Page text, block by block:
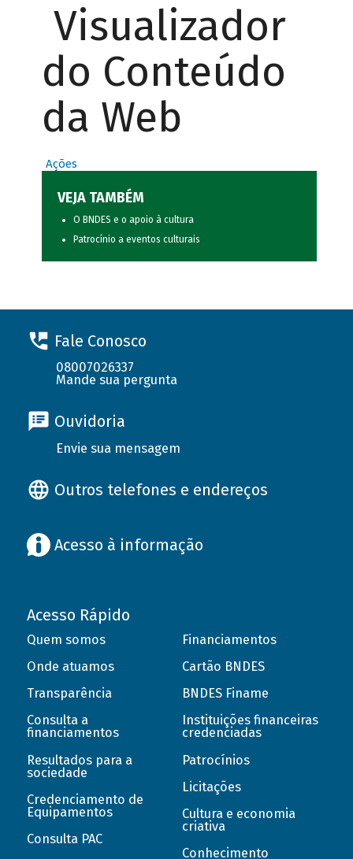
Visualizador
do Conteúdo
da Web
Ações
VEJA TAMBÉM
O BNDES e o apoio à cultura
Patrocínio a eventos culturais
Fale Conosco
08007026337
Mande sua pergunta
Ouvidoria
Envie sua mensagem
Outros telefones e endereços
Acesso à informação
Acesso Rápido
Quem somos
Onde atuamos
Transparência
Consulta a
financiamentos
Resultados para a
sociedade
Credenciamento de
Equipamentos
Consulta PAC
Financiamentos
Cartão BNDES
BNDES Finame
Instituições financeiras
credenciadas
Patrocínios
Licitações
Cultura e economia
criativa
Conhecimento